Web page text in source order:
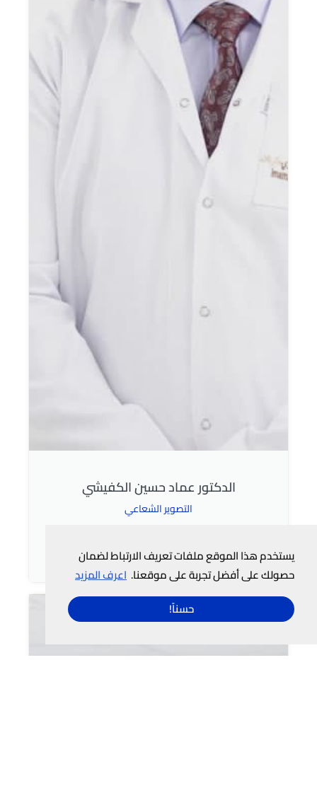
يستخدم هذا الموقع ملفات تعريف الارتباط لضمان
حصولك على أفضل تجربة على موقعنا. اعرف المزيد
حسناً!
الدكتور عماد حسين الكفيشي
التصوير الشعاعي